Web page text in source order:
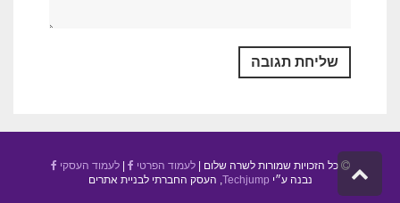
כל הזכויות שמורות לשרה שלום |לעמוד הפרטי |לעמוד העסקי
נבנה ע״י Techjump , העסק החברתי לבניית אתרים
גלילה
לראש